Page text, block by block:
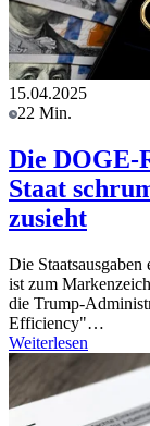
15.04.2025
22 Min.
Die DOGE-
Staat
zusieht
Die
ist zum
die Trump-
Efficiency"…
Weiterlesen